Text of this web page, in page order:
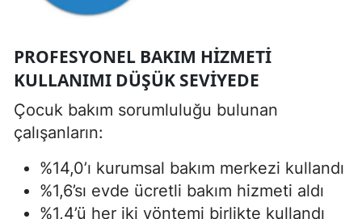
PROFESYONEL BAKIM HIZMETI
KULLANIMI DÜŞÜK SEVIYEDE
Çocuk bakım sorumluluğu bulunan
çalışanların:
%14,0’ı kurumsal bakım merkezi kullandı
%1,6’sı evde ücretli bakım hizmeti aldı
%1,4’ü her iki yöntemi birlikte kullandı